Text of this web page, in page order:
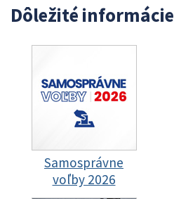
Dôležité informácie
Samosprávne
voľby 2026